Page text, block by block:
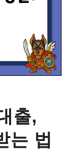
출,
는 법